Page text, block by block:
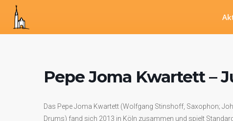
Pepe Joma Kwartett –
Das Pepe Joma Kwartett (Wolfgang Stinshoff, Saxophon;
Drums) fand sich 2013 in Köln zusammen und spielt